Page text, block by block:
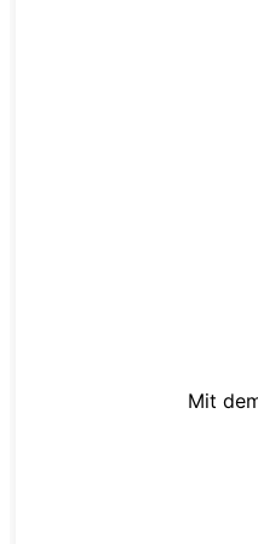
Mit